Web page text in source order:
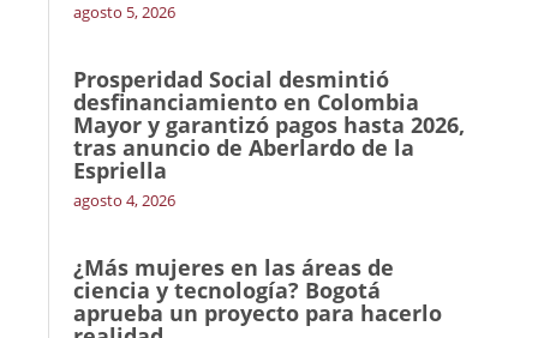
agosto 5, 2026
Prosperidad Social desmintió
desfinanciamiento en Colombia
Mayor y garantizó pagos hasta 2026,
tras anuncio de Aberlardo de la
Espriella
agosto 4, 2026
¿Más mujeres en las áreas de
ciencia y tecnología? Bogotá
aprueba un proyecto para hacerlo